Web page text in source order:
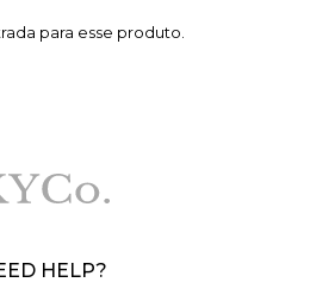
para esse produto.
HELP?